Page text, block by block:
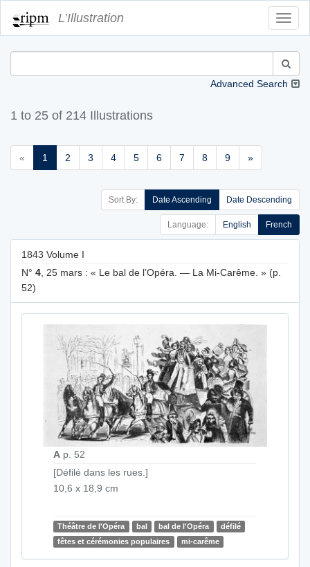
L’Illustration
Advanced Search
1 to 25 of 214 Illustrations
« 1 2 3 4 5 6 7 8 9 »
Sort By: Date Ascending Date Descending
Language: English French
1843 Volume I
N° 4 , 25 mars : « Le bal de l’Opéra. — La Mi-Carême. » (p.
52)
A p. 52
[Défilé dans les rues.]
10,6 x 18,9 cm
Théâtre de l'Opéra bal bal de l'Opéra
défilé
fêtes et cérémonies populaires
mi-carême